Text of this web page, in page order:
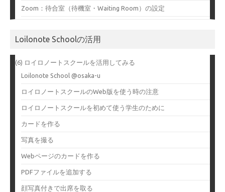
Zoom：待合室（待機室・Waiting Room）の設定
Loilonote Schoolの活用
(6) ロイロノートスクールを活用してみる
Loilonote School @osaka-u
ロイロノートスクールのWeb版を使う時の注意
ロイロノートスクールを初めて使う学生のために
カードを作る
写真を撮る
Webページのカードを作る
PDFファイルを追加する
顔写真付きで出席を取る